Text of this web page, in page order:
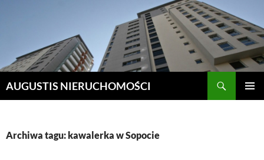
AUGUSTIS NIERUCHOMOŚCI
Archiwa tagu: kawalerka w Sopocie